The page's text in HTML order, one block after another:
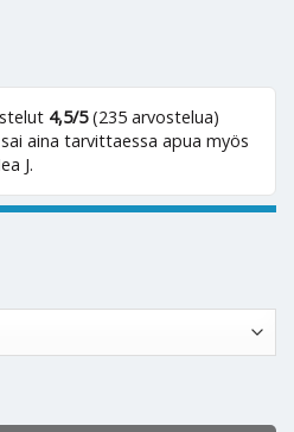
4,5/5(235 arvostelua)
aina tarvittaessa apua myös
J.
HZ35ZKE määrä